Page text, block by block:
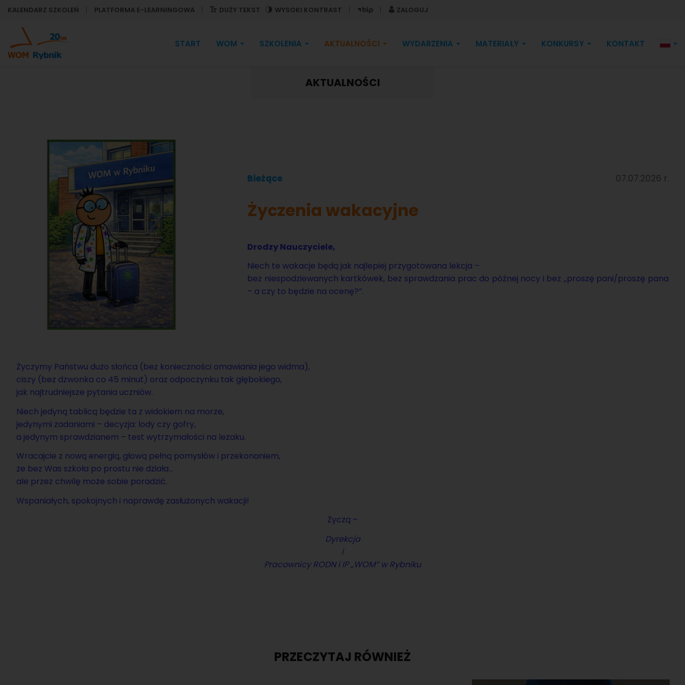
KALENDARZ SZKOLEŃ PLATFORMA E-LEARNINGOWA DUŻY TEKST WYSOKI KONTRAST ZALOGUJ
START WOM SZKOLENIA AKTUALNOŚCI WYDARZENIA MATERIAŁY KONKURSY KONTAKT
AKTUALNOŚCI
Bieżące 07.07.2026 r.
Życzenia wakacyjne
Dro­dzy Na­uczy­cie­le,
Niech te wa­ka­cje będą jak naj­le­piej przy­go­to­wa­na lek­cja –
bez nie­spo­dzie­wa­nych kart­kó­wek, bez spraw­dza­nia prac do póź­nej nocy i bez „pro­szę pani/pro­szę pana
– a czy to bę­dzie na ocenę?”.
Ży­czy­my Pań­stwu dużo słoń­ca (bez ko­niecz­no­ści oma­wia­nia jego widma),
ciszy (bez dzwon­ka co 45 minut) oraz od­po­czyn­ku tak głę­bo­kie­go,
jak naj­trud­niej­sze py­ta­nia uczniów.
Niech je­dy­ną ta­bli­cą bę­dzie ta z wi­do­kiem na morze,
je­dy­ny­mi za­da­nia­mi – de­cy­zja: lody czy gofry,
a je­dy­nym spraw­dzia­nem – test wy­trzy­ma­ło­ści na le­ża­ku.
Wra­caj­cie z nową ener­gią, głową pełną po­my­słów i prze­ko­na­niem,
że bez Was szko­ła po pro­stu nie dzia­ła…
ale przez chwi­lę może sobie po­ra­dzić.
Wspa­nia­łych, spo­koj­nych i na­praw­dę za­słu­żo­nych wa­ka­cji!
Życzą –
Dy­rek­cja
i
Pra­cow­ni­cy RODN i IP „WOM” w Ryb­ni­ku
PRZECZYTAJ RÓWNIEŻ